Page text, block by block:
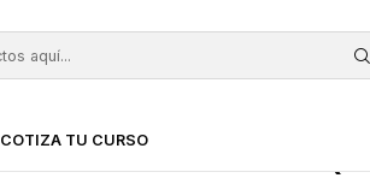
COTIZA TU CURSOCurso e-